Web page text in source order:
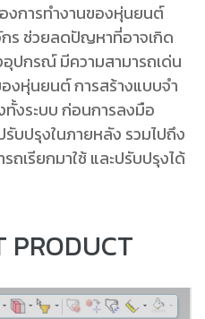
งการทํางานของหุ่นยนต์
ร ช่วยลดปัญหาที่อาจเกิด
ปกรณ์ มีความสามารถเด่น
งหุ่นยนต์ การสร้างแบบจํา
งระบบ ก่อนการลงมือ
บปรุงในภายหลัง รวมไปถึง
เรียกมาใช้ และปรับปรุงได้
PRODUCT